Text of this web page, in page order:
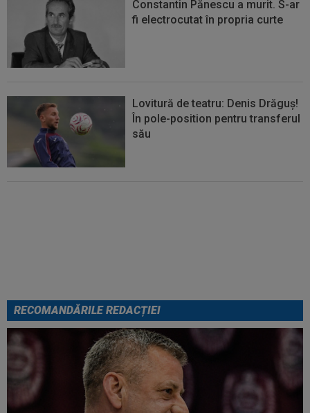
Constantin Pănescu a murit. S-ar
fi electrocutat în propria curte
Lovitură de teatru: Denis Drăguș!
În pole-position pentru transferul
său
RECOMANDĂRILE REDACȚIEI